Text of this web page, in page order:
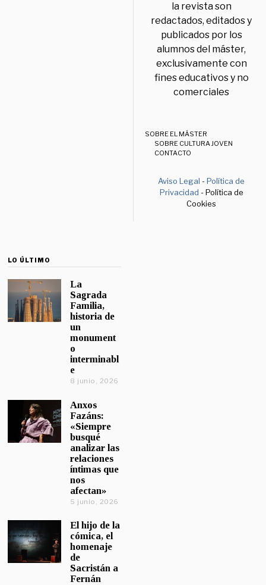
la revista son
redactados, editados y
publicados por los
alumnos del máster,
exclusivamente con
fines educativos y no
comerciales
SOBRE EL MÁSTER
SOBRE CULTURA JOVEN
CONTACTO
Aviso Legal -Política de
Privacidad - Política de
Cookies
LO ÚLTIMO
La
Sagrada
Familia,
historia de
un
monument
o
interminabl
e
8 junio, 2026
Anxos
Fazáns:
«Siempre
busqué
analizar las
relaciones
íntimas que
nos
afectan»
5 junio, 2026
El hijo de la
cómica, el
homenaje
de
Sacristán a
Fernán